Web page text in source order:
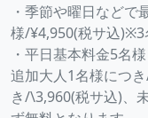
・季節や曜日などで
様/¥4,950(税サ込)※3
・平日基本料金5名
追加大人1名様につ
き/\3,960(税サ込)、